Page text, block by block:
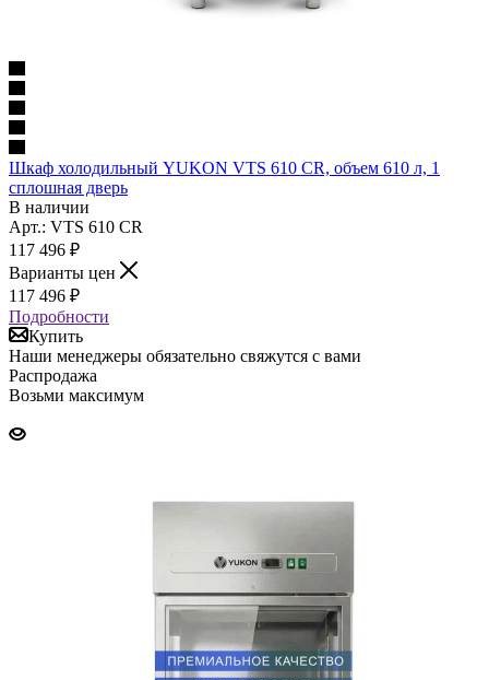
Шкаф холодильный YUKON VTS 610 CR, объем 610 л, 1
сплошная дверь
В наличии
Арт.: VTS 610 CR
117 496 ₽
Варианты цен
117 496 ₽
Подробности
Купить
Наши менеджеры обязательно свяжутся с вами
Распродажа
Возьми максимум